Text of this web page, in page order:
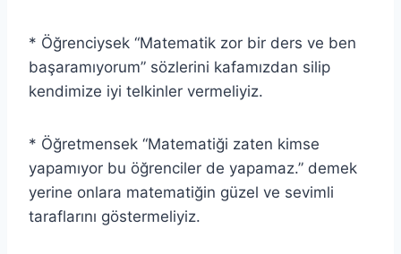
* Öğrenciysek “Matematik zor bir ders ve ben
başaramıyorum” sözlerini kafamızdan silip
kendimize iyi telkinler vermeliyiz.
* Öğretmensek “Matematiği zaten kimse
yapamıyor bu öğrenciler de yapamaz.” demek
yerine onlara matematiğin güzel ve sevimli
taraflarını göstermeliyiz.